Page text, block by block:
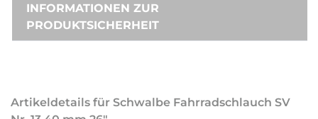
INFORMATIONEN ZUR
PRODUKTSICHERHEIT
Artikeldetails für Schwalbe Fahrradschlauch SV